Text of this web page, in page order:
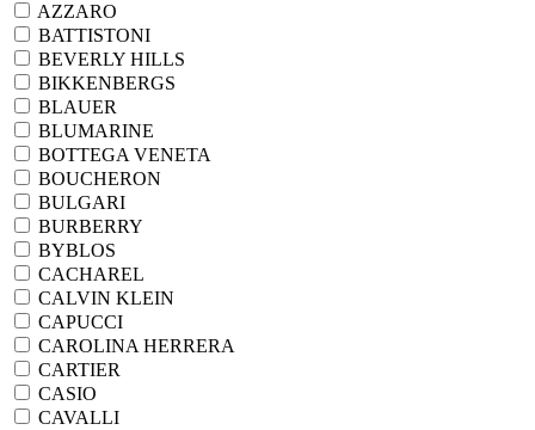
AZZARO
BATTISTONI
BEVERLY HILLS
BIKKENBERGS
BLAUER
BLUMARINE
BOTTEGA VENETA
BOUCHERON
BULGARI
BURBERRY
BYBLOS
CACHAREL
CALVIN KLEIN
CAPUCCI
CAROLINA HERRERA
CARTIER
CASIO
CAVALLI